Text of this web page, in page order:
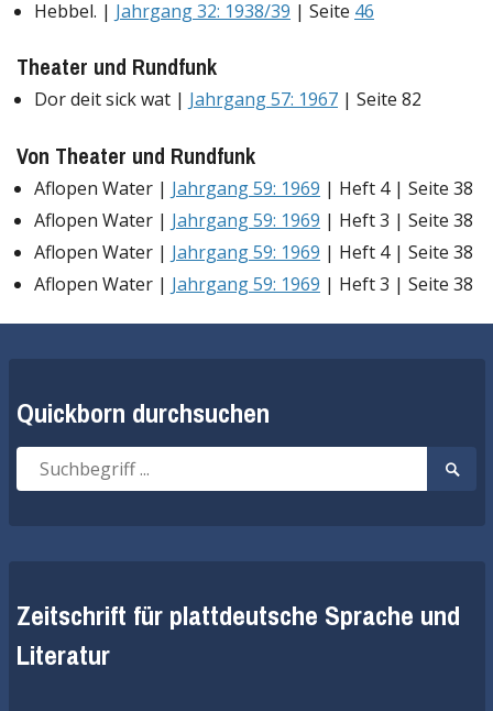
Hebbel. | Jahrgang 32: 1938/39 | Seite 46
Theater und Rundfunk
Dor deit sick wat | Jahrgang 57: 1967 | Seite 82
Von Theater und Rundfunk
Aflopen Water | Jahrgang 59: 1969 | Heft 4 | Seite 38
Aflopen Water | Jahrgang 59: 1969 | Heft 3 | Seite 38
Aflopen Water | Jahrgang 59: 1969 | Heft 4 | Seite 38
Aflopen Water | Jahrgang 59: 1969 | Heft 3 | Seite 38
Quickborn durchsuchen
Suche
nach:
Suche
Zeitschrift für plattdeutsche Sprache und
Literatur